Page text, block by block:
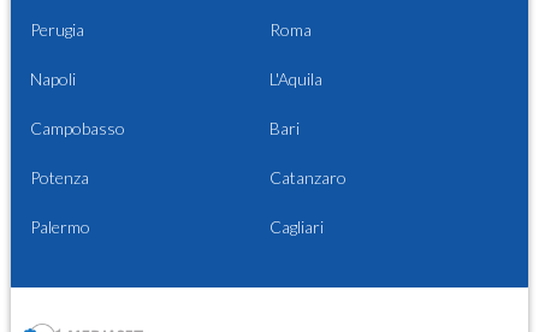
Perugia Roma
Napoli L'Aquila
Campobasso Bari
Potenza Catanzaro
Palermo Cagliari